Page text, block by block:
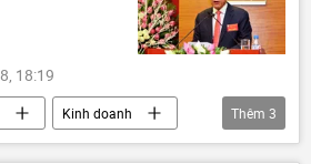
18:19
Kinh doanh
bắt giữ
Thêm 3